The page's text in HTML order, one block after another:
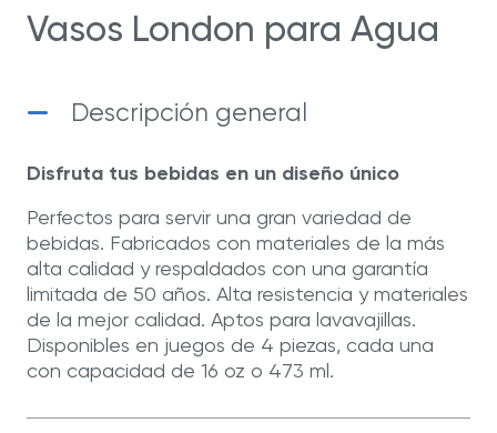
Vasos London para Agua
Descripción general
Disfruta tus bebidas en un diseño único
Perfectos para servir una gran variedad de
bebidas. Fabricados con materiales de la más
alta calidad y respaldados con una garantía
limitada de 50 años. Alta resistencia y materiales
de la mejor calidad. Aptos para lavavajillas.
Disponibles en juegos de 4 piezas, cada una
con capacidad de 16 oz o 473 ml.